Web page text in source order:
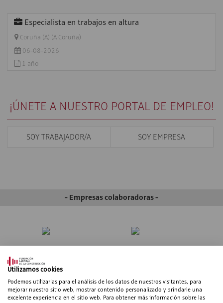
Especialista en trabajos en altura
Coruña (A) (A Coruña)
06-08-2026
1 año
¡ÚNETE A NUESTRO PORTAL DE EMPLEO!
SOY TRABAJADOR/A SOY EMPRESA
- Empresas colaboradoras -
Utilizamos cookies
Podemos utilizarlas para el análisis de los datos de nuestros visitantes, para
mejorar nuestro sitio web, mostrar contenido personalizado y brindarle una
excelente experiencia en el sitio web. Para obtener más información sobre las